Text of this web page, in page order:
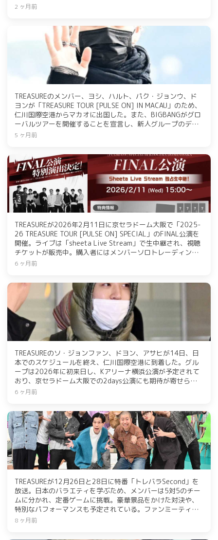
が話題に。カムバック後は、6月19日から21日までソウルで
2 ヶ月前
TREASUREのメンバー、ヨシ、ハルト、パク・ジョンウ、ド
ヨンが「TREASURE TOUR [PULSE ON] IN MACAU」のため、
仁川国際空港からマカオに出国した。また、BIGBANGがグロ
ーバルツアーを開催することを宣言し、新人グループのデビ
ュー計画も発表。さらに、TREASUREは日本ツアー横浜公演
5 ヶ月前
TREASUREが2026年2月11日に京セラドーム大阪で「2025-
26 TREASURE TOUR [PULSE ON] SPECIAL」のFINAL公演を
開催。ライブは「sheeta Live Stream」で生中継され、視聴
チケットが販売中。購入者にはメンバーソロトレーディング
カードがプレゼントされる。TREASUREはYG
6 ヶ月前
TREASUREのソ・ジョンファン、ドヨン、アサヒが14日、日
本でのスケジュールを終え、仁川国際空港に到着した。グル
ープは2026年に初来日し、Kアリーナ横浜公演が予定されて
おり、京セラドーム大阪での2days公演にも期待が寄せられ
ている。また、3rdミニアルバム「LOVE PULSE」がオリコン
6 ヶ月前
TREASUREが12月26日と28日に特番「トレバラSecond」を
放送。日本のバラエティを学ぶため、メンバーは5対5のチー
ムに分かれ、定番ゲームに挑戦。豪華景品をかけた対決や、
特別なパフォーマンスも予定されている。ファンミーティン
グやツアーも控え、さらなる活躍が期待される。
8 ヶ月前